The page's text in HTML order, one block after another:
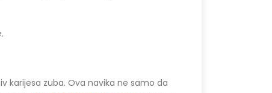
karijesa zuba. Ova navika ne samo da